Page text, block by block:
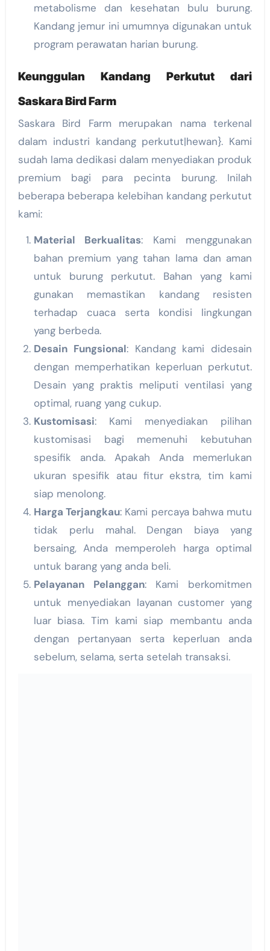
metabolisme dan kesehatan bulu burung.
Kandang jemur ini umumnya digunakan untuk
program perawatan harian burung.
Keunggulan Kandang Perkutut dari
Saskara Bird Farm
Saskara Bird Farm merupakan nama terkenal
dalam industri kandang perkutut|hewan}. Kami
sudah lama dedikasi dalam menyediakan produk
premium bagi para pecinta burung. Inilah
beberapa beberapa kelebihan kandang perkutut
kami:
Material Berkualitas: Kami menggunakan
bahan premium yang tahan lama dan aman
untuk burung perkutut. Bahan yang kami
gunakan memastikan kandang resisten
terhadap cuaca serta kondisi lingkungan
yang berbeda.
Desain Fungsional: Kandang kami didesain
dengan memperhatikan keperluan perkutut.
Desain yang praktis meliputi ventilasi yang
optimal, ruang yang cukup.
Kustomisasi: Kami menyediakan pilihan
kustomisasi bagi memenuhi kebutuhan
spesifik anda. Apakah Anda memerlukan
ukuran spesifik atau fitur ekstra, tim kami
siap menolong.
Harga Terjangkau: Kami percaya bahwa mutu
tidak perlu mahal. Dengan biaya yang
bersaing, Anda memperoleh harga optimal
untuk barang yang anda beli.
Pelayanan Pelanggan: Kami berkomitmen
untuk menyediakan layanan customer yang
luar biasa. Tim kami siap membantu anda
dengan pertanyaan serta keperluan anda
sebelum, selama, serta setelah transaksi.